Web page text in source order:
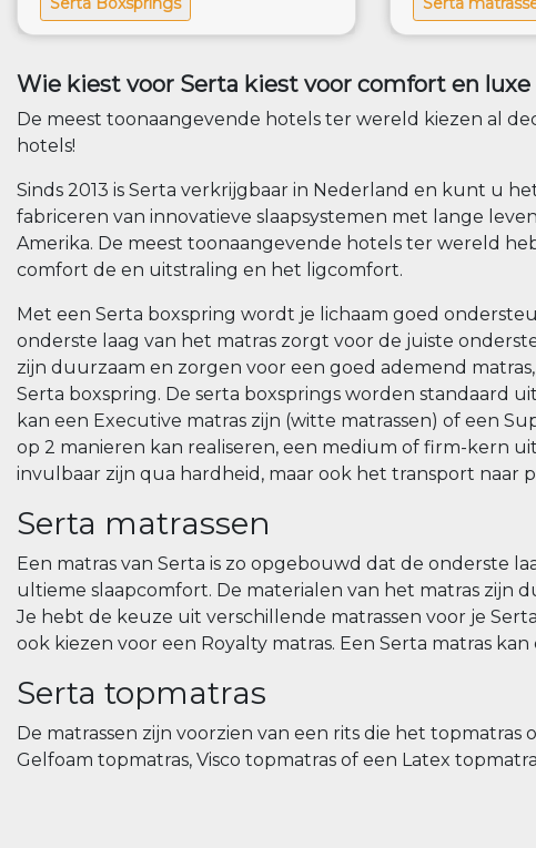
Wie kiest voor Serta kiest voor comfort en
De meest toonaangevende hotels ter wereld kiezen al
hotels!
Sinds 2013 is Serta verkrijgbaar in Nederland en kunt u
fabriceren van innovatieve slaapsystemen met lange
Amerika. De meest toonaangevende hotels ter wereld
comfort de en uitstraling en het ligcomfort.
Met een Serta boxspring wordt je lichaam goed
onderste laag van het matras zorgt voor de juiste
zijn duurzaam en zorgen voor een goed ademend
Serta boxspring. De serta boxsprings worden standaard
kan een Executive matras zijn (witte matrassen) of een
op 2 manieren kan realiseren, een medium of firm-kern
invulbaar zijn qua hardheid, maar ook het transport naar
Serta matrassen
Een matras van Serta is zo opgebouwd dat de onderste
ultieme slaapcomfort. De materialen van het matras zijn
Je hebt de keuze uit verschillende matrassen voor je
ook kiezen voor een Royalty matras. Een Serta matras
Serta topmatras
De matrassen zijn voorzien van een rits die het
Gelfoam topmatras, Visco topmatras of een Latex